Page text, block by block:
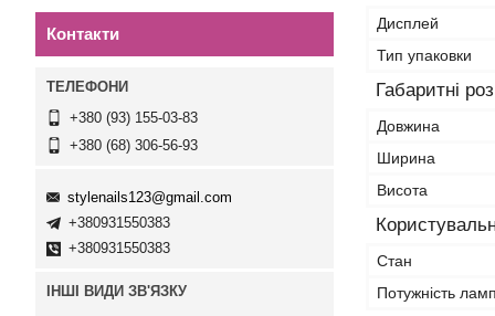
Дисплей
Тип упаковки
Габаритні
Довжина
Ширина
Висота
Стан
Потужність
Контакти
+380 (93) 155-03-83
+380 (68) 306-56-93
stylenails123@gmail.com
+380931550383
+380931550383
ІНШІ ВИДИ ЗВ'ЯЗКУ